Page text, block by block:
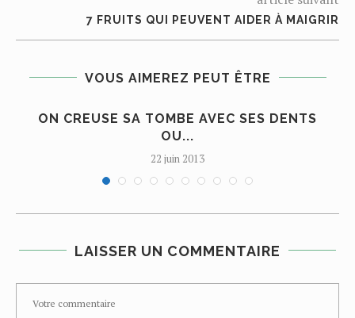
7 FRUITS QUI PEUVENT AIDER À MAIGRIR
VOUS AIMEREZ PEUT ÊTRE
ON CREUSE SA TOMBE AVEC SES DENTS
OU...
22 juin 2013
LAISSER UN COMMENTAIRE